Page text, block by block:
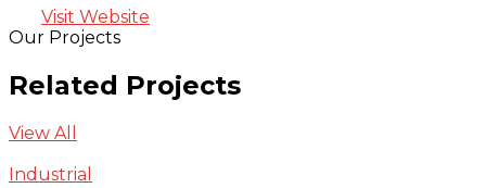
Visit Website
Our Projects
Related Projects
View All
Industrial